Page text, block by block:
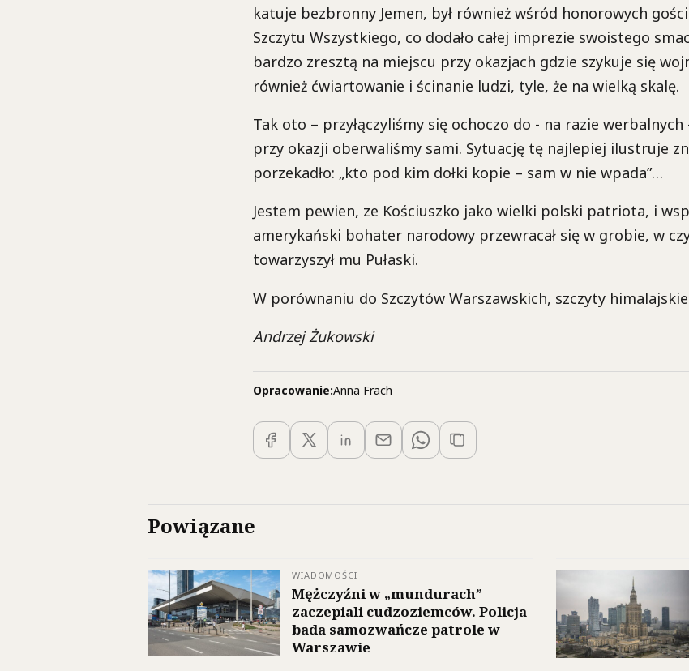
katuje bezbronny Jemen, był również wśród honorowych
Szczytu Wszystkiego, co dodało całej imprezie swoistego
bardzo zresztą na miejscu przy okazjach gdzie szykuje się
również ćwiartowanie i ścinanie ludzi, tyle, że na wielką skalę.
Tak oto – przyłączyliśmy się ochoczo do - na razie
przy okazji oberwaliśmy sami. Sytuację tę najlepiej ilustruje
porzekadło: „kto pod kim dołki kopie – sam w nie wpada”…
Jestem pewien, ze Kościuszko jako wielki polski patriota, i
amerykański bohater narodowy przewracał się w grobie, w
towarzyszył mu Pułaski.
W porównaniu do Szczytów Warszawskich, szczyty
Andrzej Żukowski
Opracowanie:Anna Frach
Powiązane
WIADOMOŚCI
Mężczyźni w „mundurach”
zaczepiali cudzoziemców. Policja
bada samozwańcze patrole w
Warszawie